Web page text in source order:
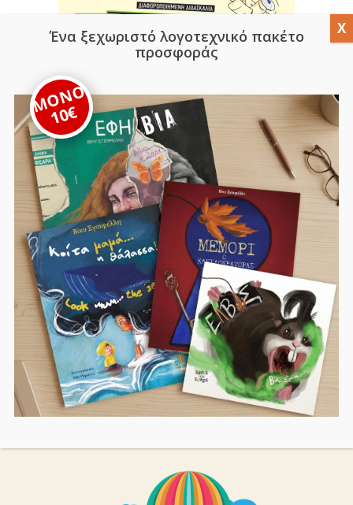
Ένα ξεχωριστό λογοτεχνικό πακέτο
προσφοράς
ΜΟΝΟ
10€